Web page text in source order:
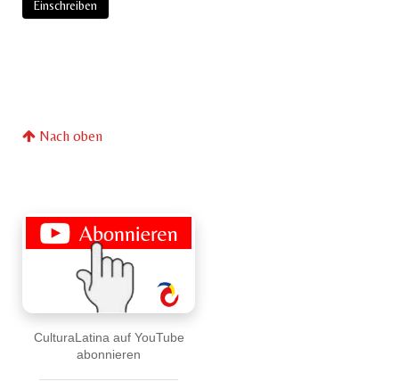
CulturaLatina auf YouTube
abonnieren
Nach oben